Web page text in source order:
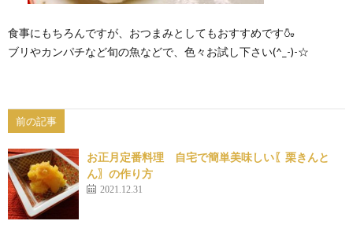
食事にもちろんですが、おつまみとしてもおすすめです🍶
ブリやカンパチなど旬の魚などで、色々お試し下さい(^_-)-☆
前の記事
お正月定番料理 自宅で簡単美味しい〖栗きんと
ん〗の作り方
2021.12.31